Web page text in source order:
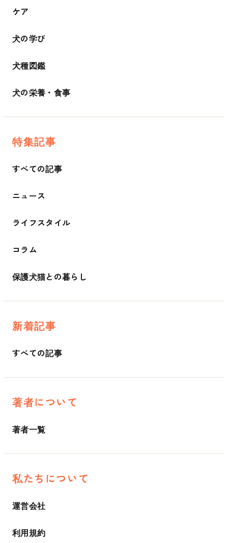
ケア
犬の学び
犬種図鑑
犬の栄養・食事
特集記事
すべての記事
ニュース
ライフスタイル
コラム
保護犬猫との暮らし
新着記事
すべての記事
著者について
著者一覧
私たちについて
運営会社
利用規約